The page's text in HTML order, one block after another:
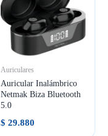
Auriculares
Auricular Inalámbrico
Netmak Biza Bluetooth
5.0
$ 29.880